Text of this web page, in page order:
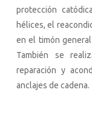
protección
hélices, el
en el timón
También se
reparación y
anclajes de cadena.